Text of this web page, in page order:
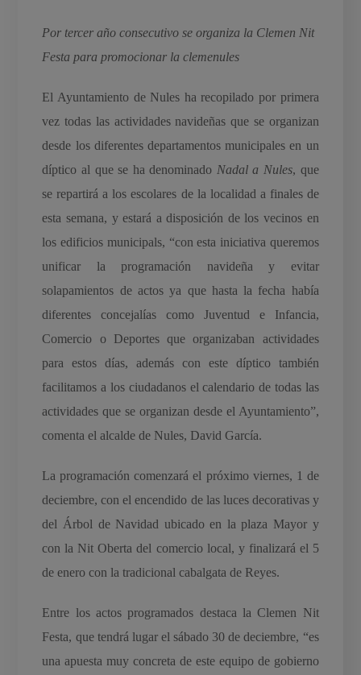
Por tercer año consecutivo se organiza la Clemen Nit
Festa para promocionar la clemenules
El Ayuntamiento de Nules ha recopilado por primera
vez todas las actividades navideñas que se organizan
desde los diferentes departamentos municipales en un
díptico al que se ha denominado Nadal a Nules, que
se repartirá a los escolares de la localidad a finales de
esta semana, y estará a disposición de los vecinos en
los edificios municipals, “con esta iniciativa queremos
unificar la programación navideña y evitar
solapamientos de actos ya que hasta la fecha había
diferentes concejalías como Juventud e Infancia,
Comercio o Deportes que organizaban actividades
para estos días, además con este díptico también
facilitamos a los ciudadanos el calendario de todas las
actividades que se organizan desde el Ayuntamiento”,
comenta el alcalde de Nules, David García.
La programación comenzará el próximo viernes, 1 de
deciembre, con el encendido de las luces decorativas y
del Árbol de Navidad ubicado en la plaza Mayor y
con la Nit Oberta del comercio local, y finalizará el 5
de enero con la tradicional cabalgata de Reyes.
Entre los actos programados destaca la Clemen Nit
Festa, que tendrá lugar el sábado 30 de deciembre, “es
una apuesta muy concreta de este equipo de gobierno